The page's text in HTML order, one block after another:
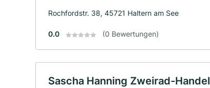
Rochfordstr. 38, 45721 Haltern am See
0.0 (0 Bewertungen)
Sascha Hanning Zweirad-Handel